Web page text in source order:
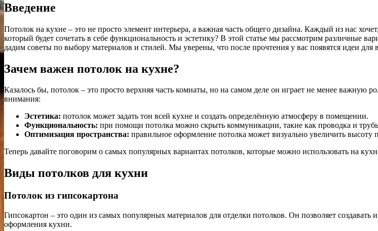
Введение
Потолок на кухне – это не просто элемент интерьера, а важная часть общего дизайна. Каждый из нас
который будет сочетать в себе функциональность и эстетику? В этой статье мы рассмотрим
дадим советы по выбору материалов и стилей. Мы уверены, что после прочтения у вас появятся идеи для
Зачем важен потолок на кухне?
Казалось бы, потолок – это просто верхняя часть комнаты, но на самом деле он играет не менее важную
внимания:
Эстетика: потолок может задать тон всей кухне и создать определённую атмосферу в помещении.
Функциональность: при помощи потолка можно скрыть коммуникации, такие как проводка и
Оптимизация пространства: правильное оформление потолка может визуально увеличить
Теперь давайте поговорим о самых популярных вариантах потолков, которые можно использовать на
Виды потолков для кухни
Потолок из гипсокартона
Гипсокартон – это один из самых популярных материалов для отделки потолков. Он позволяет
оформления кухни.